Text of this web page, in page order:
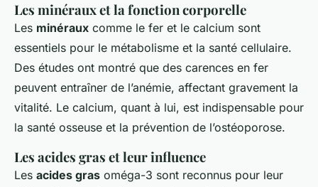
Les minéraux et la fonction corporelle
Les minéraux comme le fer et le calcium sont
essentiels pour le métabolisme et la santé cellulaire.
Des études ont montré que des carences en fer
peuvent entraîner de l’anémie, affectant gravement la
vitalité. Le calcium, quant à lui, est indispensable pour
la santé osseuse et la prévention de l’ostéoporose.
Les acides gras et leur influence
Les acides gras oméga-3 sont reconnus pour leur